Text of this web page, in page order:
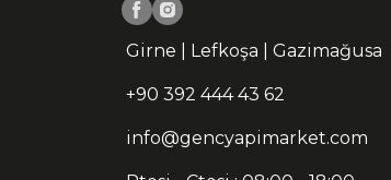
Girne | Lefkoşa | Gazimağusa
+90 392 444 43 62
info@gencyapimarket.com